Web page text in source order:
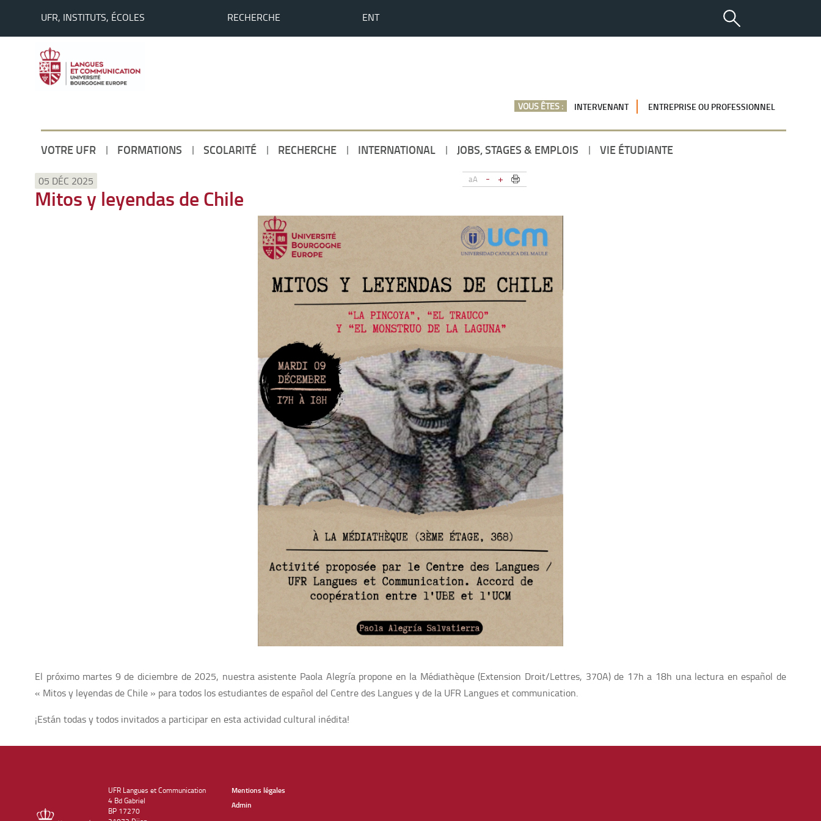
UFR, INSTITUTS, ÉCOLES RECHERCHE ENT
VOUS ÊTES : INTERVENANT ENTREPRISE OU PROFESSIONNEL
VOTRE UFR FORMATIONS SCOLARITÉ RECHERCHE INTERNATIONAL JOBS, STAGES & EMPLOIS VIE ÉTUDIANTE
aA - +
05 DÉC 2025
Mitos y leyendas de Chile
El próximo martes 9 de diciembre de 2025, nuestra asistente Paola Alegría propone en la Médiathèque (Extension Droit/Lettres, 370A) de 17h a 18h una lectura en español de
« Mitos y leyendas de Chile » para todos los estudiantes de español del Centre des Langues y de la UFR Langues et communication.
¡Están todas y todos invitados a participar en esta actividad cultural inédita!
UFR Langues et Communication
4 Bd Gabriel
BP 17270
Mentions légales
Admin